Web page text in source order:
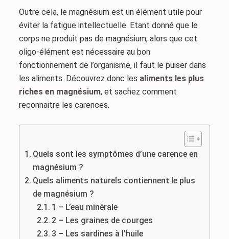
Outre cela, le magnésium est un élément utile pour
éviter la fatigue intellectuelle. Etant donné que le
corps ne produit pas de magnésium, alors que cet
oligo-élément est nécessaire au bon
fonctionnement de l’organisme, il faut le puiser dans
les aliments. Découvrez donc les aliments les plus
riches en magnésium, et sachez comment
reconnaitre les carences.
Quels sont les symptômes d’une carence en
magnésium ?
Quels aliments naturels contiennent le plus
de magnésium ?
1 – L’eau minérale
2 – Les graines de courges
3 – Les sardines à l’huile